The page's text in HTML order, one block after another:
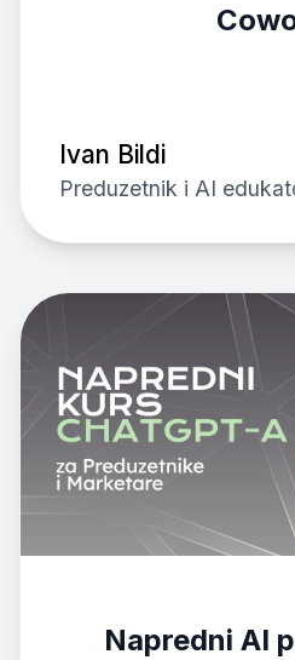
Ivan Bildi
Preduzetnik i AI
Napredni AI